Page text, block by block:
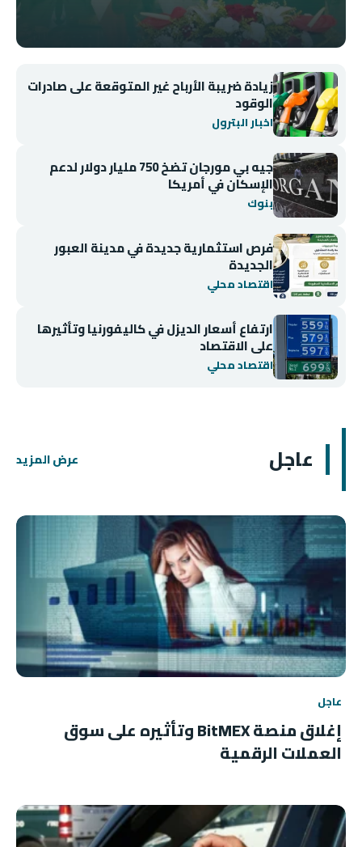
زيادة ضريبة الأرباح غير المتوقعة على صادرات
الوقود
اخبار البترول
جيه بي مورجان تضخ 750 مليار دولار لدعم
الإسكان في أمريكا
بنوك
فرص استثمارية جديدة في مدينة العبور
الجديدة
اقتصاد محلي
ارتفاع أسعار الديزل في كاليفورنيا وتأثيرها
على الاقتصاد
اقتصاد محلي
عاجل عرض المزيد
عاجل
إغلاق منصة BitMEX وتأثيره على سوق
العملات الرقمية